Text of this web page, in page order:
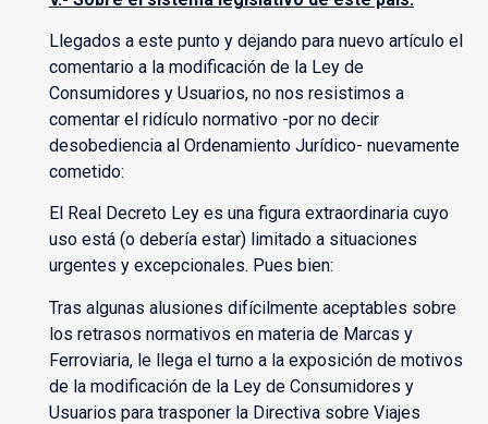
Llegados a este punto y dejando para nuevo artículo el
comentario a la modificación de la Ley de
Consumidores y Usuarios, no nos resistimos a
comentar el ridículo normativo -por no decir
desobediencia al Ordenamiento Jurídico- nuevamente
cometido:
El Real Decreto Ley es una figura extraordinaria cuyo
uso está (o debería estar) limitado a situaciones
urgentes y excepcionales. Pues bien:
Tras algunas alusiones difícilmente aceptables sobre
los retrasos normativos en materia de Marcas y
Ferroviaria, le llega el turno a la exposición de motivos
de la modificación de la Ley de Consumidores y
Usuarios para trasponer la Directiva sobre Viajes